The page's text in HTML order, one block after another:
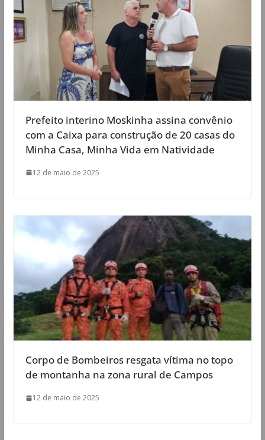
Prefeito interino Moskinha assina convênio
com a Caixa para construção de 20 casas do
Minha Casa, Minha Vida em Natividade
12 de maio de 2025
Corpo de Bombeiros resgata vítima no topo
de montanha na zona rural de Campos
12 de maio de 2025